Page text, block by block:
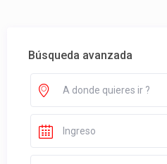
Búsqueda avanzada